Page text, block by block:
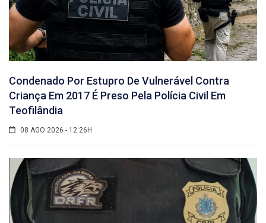
Condenado Por Estupro De Vulnerável Contra
Criança Em 2017 É Preso Pela Polícia Civil Em
Teofilândia
08 AGO 2026 - 12:26H